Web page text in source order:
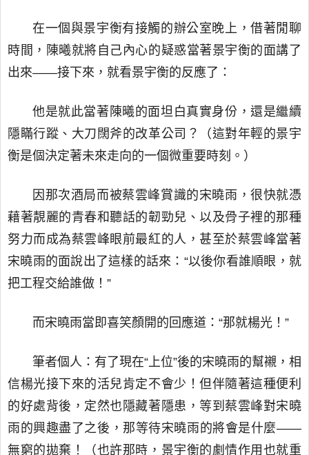
在一個與景宇衡有接觸的辦公室晚上，借著閒聊
時間，陳曦就將自己內心的疑惑當著景宇衡的面講了
出來——接下來，就看景宇衡的反應了：
他是就此當著陳曦的面坦白真實身份，還是繼續
隱瞞行蹤、大刀闊斧的改革公司？（這對年輕的景宇
衡是個決定著未來走向的一個微重要時刻。）
因那次酒局而被蔡雲峰賞識的宋曉雨，很快就憑
藉著靚麗的青春和聽話的韌勁兒、以及骨子裡的那種
努力而成為蔡雲峰眼前最紅的人，甚至於蔡雲峰當著
宋曉雨的面說出了這樣的話來：“以後你看誰順眼，就
把工程交給誰做！”
而宋曉雨當即喜笑顏開的回應道：“那就楊光！”
筆者個人：有了現在“上位”後的宋曉雨的幫襯，相
信楊光接下來的活兒肯定不會少！但伴隨著這種便利
的好處背後，定然也隱藏著隱患，等到蔡雲峰對宋曉
雨的興趣盡了之後，那等待宋曉雨的將會是什麼——
無窮的拋棄！（也許那時，景宇衡的劇情作用也就重